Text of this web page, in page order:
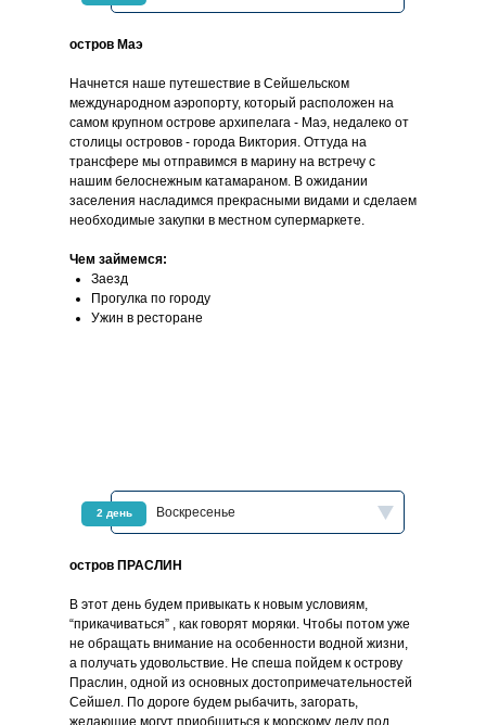
остров Маэ
Начнется наше путешествие в Сейшельском
международном аэропорту, который расположен на
самом крупном острове архипелага - Маэ, недалеко от
столицы островов - города Виктория. Оттуда на
трансфере мы отправимся в марину на встречу с
нашим белоснежным катамараном. В ожидании
заселения насладимся прекрасными видами и сделаем
необходимые закупки в местном супермаркете.
Чем займемся:
Заезд
Прогулка по городу
Ужин в ресторане
2 день Воскресенье
остров ПРАСЛИН
В этот день будем привыкать к новым условиям,
“прикачиваться” , как говорят моряки. Чтобы потом уже
не обращать внимание на особенности водной жизни,
а получать удовольствие. Не спеша пойдем к острову
Праслин, одной из основных достопримечательностей
Сейшел. По дороге будем рыбачить, загорать,
желающие могут приобщиться к морскому делу под